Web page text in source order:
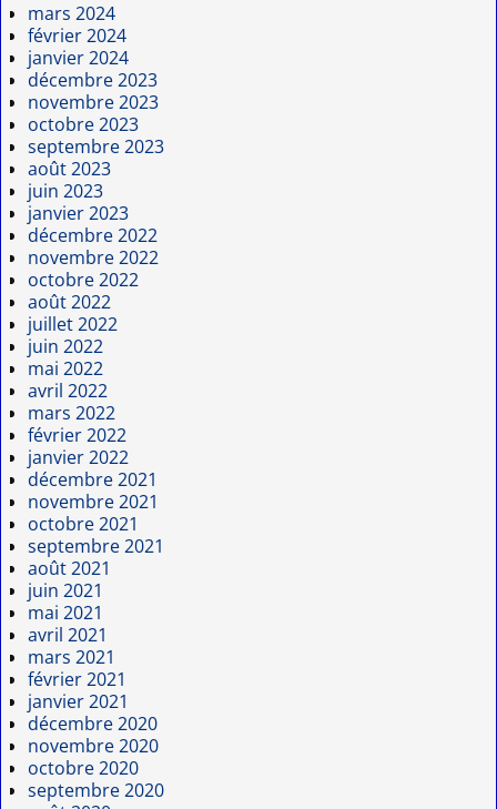
mars 2024
février 2024
janvier 2024
décembre 2023
novembre 2023
octobre 2023
septembre 2023
août 2023
juin 2023
janvier 2023
décembre 2022
novembre 2022
octobre 2022
août 2022
juillet 2022
juin 2022
mai 2022
avril 2022
mars 2022
février 2022
janvier 2022
décembre 2021
novembre 2021
octobre 2021
septembre 2021
août 2021
juin 2021
mai 2021
avril 2021
mars 2021
février 2021
janvier 2021
décembre 2020
novembre 2020
octobre 2020
septembre 2020